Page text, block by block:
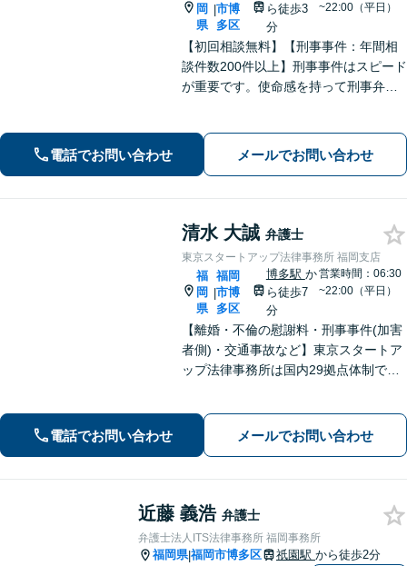
岡
県
|市博
多区
ら徒歩3
分
~22:00（平日）
【初回相談無料】【刑事事件：年間相
談件数200件以上】刑事事件はスピード
が重要です。使命感を持って刑事弁護
対応可能：通訳を介さず英語で直接サ
ポート】
電話でお問い合わせ メールでお問い合わせ
清水 大誠 弁護士
東京スタートアップ法律事務所 福岡支店
福
岡
県
|
福岡
市博
多区
博多駅 か
ら徒歩7
分
営業時間：06:30
~22:00（平日）
【離婚・不倫の慰謝料・刑事事件(加害
者側)・交通事故など】東京スタートア
ップ法律事務所は国内29拠点体制で全
専門性の高い弁護士が寄り添い解決を
サポートします。
電話でお問い合わせ メールでお問い合わせ
近藤 義浩 弁護士
弁護士法人ITS法律事務所 福岡事務所
福岡県|福岡市博多区 祇園駅 から徒歩2分